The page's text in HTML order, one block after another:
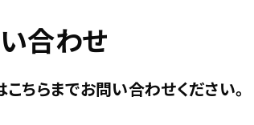
合わせ
こちらまでお問い合わせください。